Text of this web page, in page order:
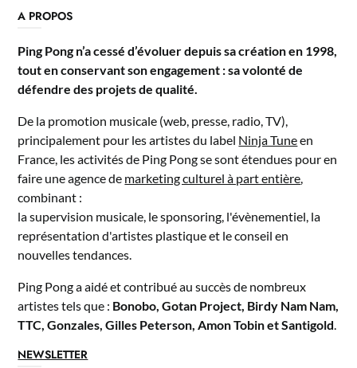
A PROPOS
Ping Pong n’a cessé d’évoluer depuis sa création en 1998,
tout en conservant son engagement : sa volonté de
défendre des projets de qualité.
De la promotion musicale (web, presse, radio, TV),
principalement pour les artistes du label Ninja Tuneen
France, les activités de Ping Pong se sont étendues pour en
faire une agence de marketing culturel à part entière,
combinant :
la supervision musicale, le sponsoring, l'évènementiel, la
représentation d'artistes plastique et le conseil en
nouvelles tendances.
Ping Pong a aidé et contribué au succès de nombreux
artistes tels que : Bonobo, Gotan Project, Birdy Nam Nam,
TTC, Gonzales, Gilles Peterson, Amon Tobin et Santigold.
NEWSLETTER